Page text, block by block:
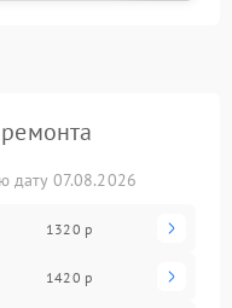
дату 07.08.2026
1320 р
1420 р